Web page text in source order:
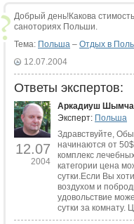
Добрый день!Какова
саноториях Польши.
Тема: Польша – Отдых в
12.07.2004
Ответы экспертов:
12.07
2004
Аркадиуш
Эксперт: Польша
Здравствуйте,
начинаются от
комплекс
категории цена
сутки.Если Вы
воздухом и
удовольствие
сутки за комнату.